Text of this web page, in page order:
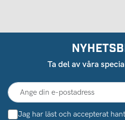
Ta del av våra
Jag har läst och accepterat